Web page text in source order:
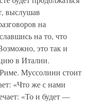
выслушав
на
на то, что
это так и
в Италии.
Муссолини стоит
«Что же с нами
«То и будет —